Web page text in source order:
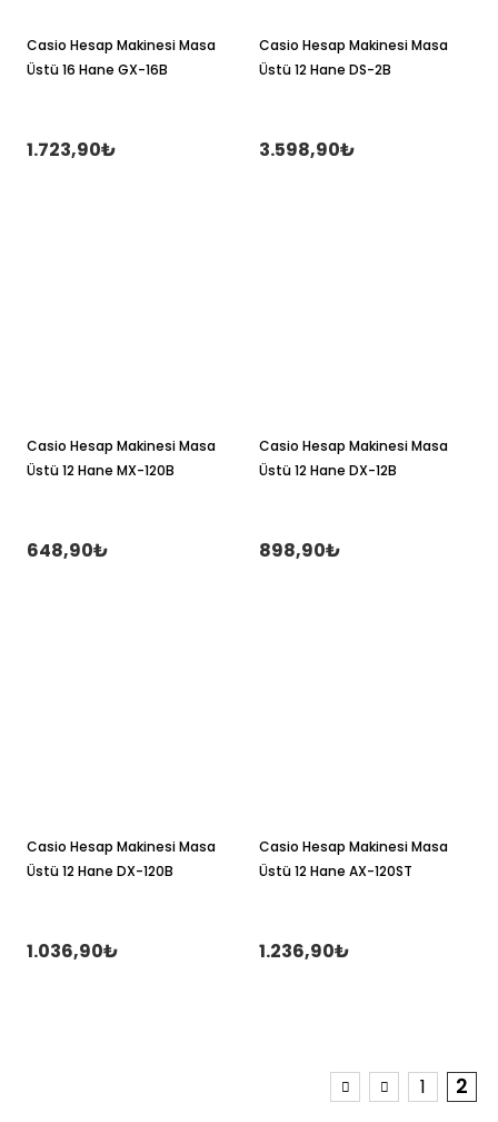
Casio Hesap Makinesi Masa
Üstü 16 Hane GX-16B
1.723,90₺
Casio Hesap Makinesi Masa
Üstü 12 Hane DS-2B
3.598,90₺
Casio Hesap Makinesi Masa
Üstü 12 Hane MX-120B
648,90₺
Casio Hesap Makinesi Masa
Üstü 12 Hane DX-12B
898,90₺
Casio Hesap Makinesi Masa
Üstü 12 Hane DX-120B
1.036,90₺
Casio Hesap Makinesi Masa
Üstü 12 Hane AX-120ST
1.236,90₺
1 2